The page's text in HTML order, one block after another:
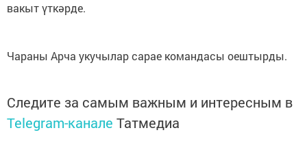
вакыт үткәрде.
Чараны Арча укучылар сарае командасы оештырды.
Следите за самым важным и интересным в
Telegram-канале Татмедиа